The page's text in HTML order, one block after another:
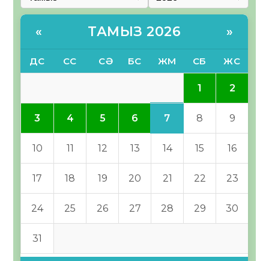
« ТАМЫЗ 2026 »
ДС СС СӘ БС ЖМ СБ ЖС
1 2
3 4 5 6 7 8 9
10 11 12 13 14 15 16
17 18 19 20 21 22 23
24 25 26 27 28 29 30
31